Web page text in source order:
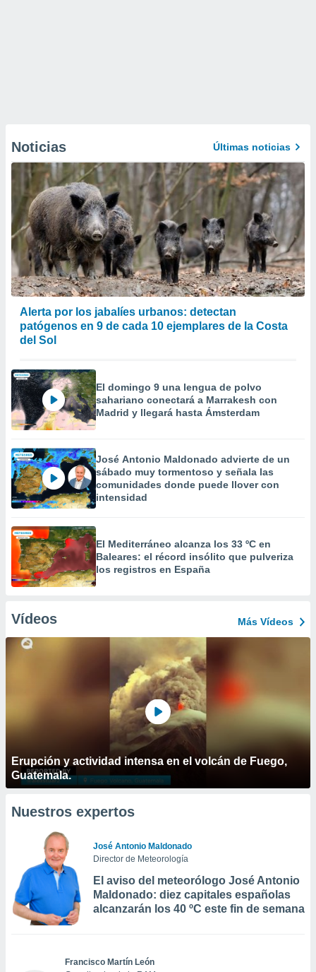
Noticias Últimas noticias
Alerta por los jabalíes urbanos: detectan
patógenos en 9 de cada 10 ejemplares de la Costa
del Sol
El domingo 9 una lengua de polvo
sahariano conectará a Marrakesh con
Madrid y llegará hasta Ámsterdam
José Antonio Maldonado advierte de un
sábado muy tormentoso y señala las
comunidades donde puede llover con
intensidad
El Mediterráneo alcanza los 33 ºC en
Baleares: el récord insólito que pulveriza
los registros en España
Vídeos Más Vídeos
Erupción y actividad intensa en el volcán de Fuego,
Guatemala.
Nuestros expertos
José Antonio Maldonado
Director de Meteorología
El aviso del meteorólogo José Antonio
Maldonado: diez capitales españolas
alcanzarán los 40 ºC este fin de semana
Francisco Martín León